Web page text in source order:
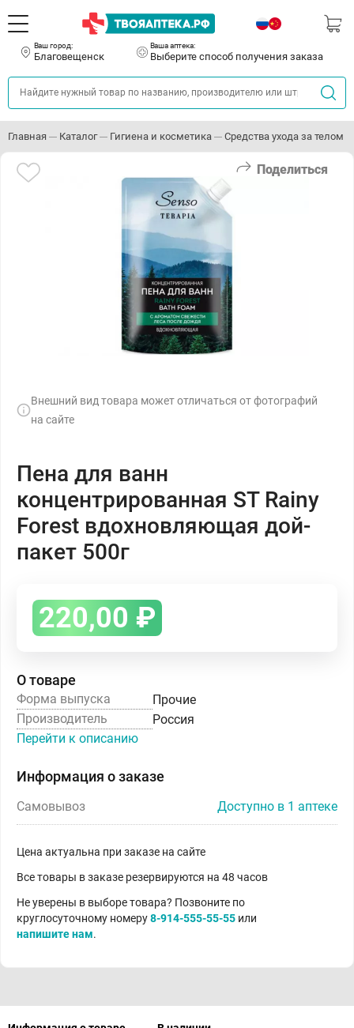
Ваш город:
Благовещенск
Ваша аптека:
Выберите способ получения заказа
Главная Каталог Гигиена и косметика Средства ухода за телом
Поделиться
Внешний вид товара может отличаться от фотографий
на сайте
Пена для ванн
концентрированная ST Rainy
Forest вдохновляющая дой-
пакет 500г
220,00 ₽
О товаре
Форма выпуска
Прочие
Производитель
Россия
Перейти к описанию
Информация о заказе
Самовывоз Доступно в 1 аптеке
Цена актуальна при заказе на сайте
Все товары в заказе резервируются на 48 часов
Не уверены в выборе товара? Позвоните по
круглосуточному номеру8-914-555-55-55 или
напишите нам.